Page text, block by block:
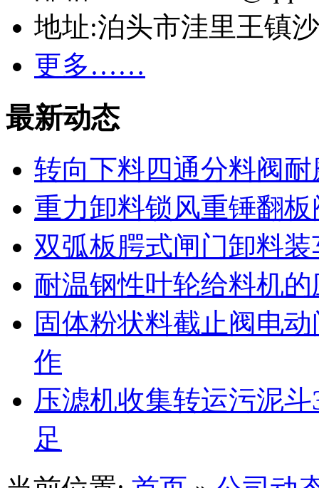
地址:泊头市洼里王镇
更多……
最新动态
转向下料四通分料阀
重力卸料锁风重锤翻
双弧板腭式闸门卸料
耐温钢性叶轮给料机
固体粉状料截止阀电
作
压滤机收集转运污泥
足